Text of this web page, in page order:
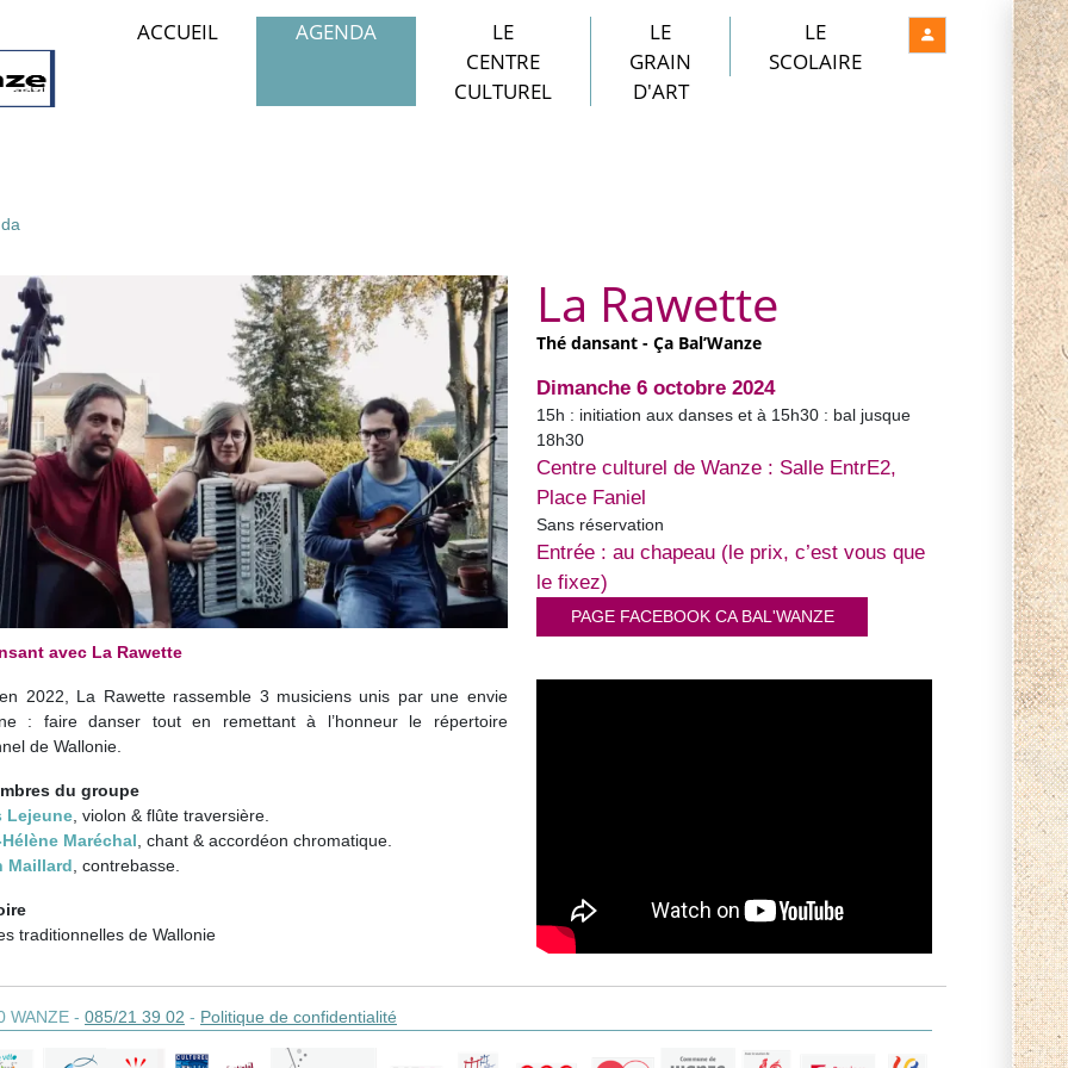
ACCUEIL AGENDA
LE
CENTRE
CULTUREL
LE
GRAIN
D'ART
LE
SCOLAIRE
avec La Rawette
2022, La Rawette rassemble 3 musiciens unis par une envie
: faire danser tout en remettant à l’honneur le répertoire
de Wallonie.
du groupe
Lejeune , violon & flûte traversière.
Maréchal , chant & accordéon chromatique.
Maillard , contrebasse.
traditionnelles de Wallonie
La Rawette
Thé dansant - Ça Bal’Wanze
Dimanche 6 octobre 2024
15h : initiation aux danses et à 15h30 : bal jusque
18h30
Centre culturel de Wanze : Salle EntrE2,
Place Faniel
Sans réservation
Entrée : au chapeau (le prix, c’est vous que
le fixez)
PAGE FACEBOOK CA BAL'WANZE
WANZE - 085/21 39 02 - Politique de confidentialité